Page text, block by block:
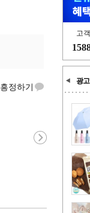
고
광고
흥정하기